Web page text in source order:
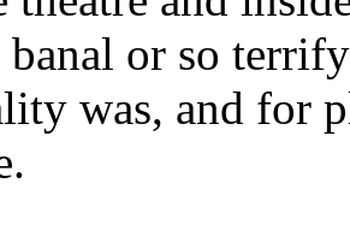
or so
was, and for